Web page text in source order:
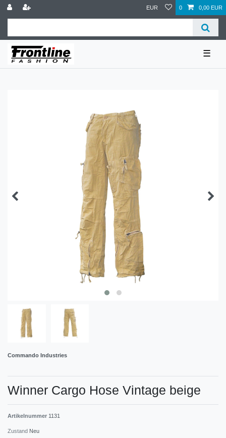
EUR 0 0,00 EUR
☰
Commando Industries
Winner Cargo Hose Vintage beige
Artikelnummer 1131
Zustand Neu